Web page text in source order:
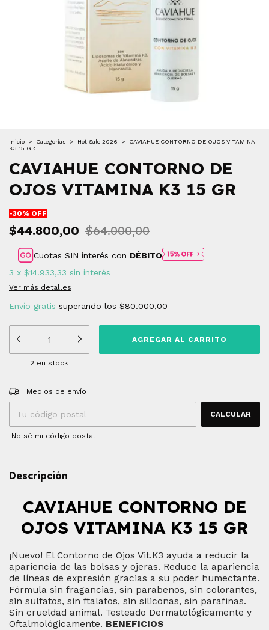
Inicio > Categorìas > Hot Sale 2026 >
CAVIAHUE CONTORNO DE OJOS VITAMINA
K3 15 GR
CAVIAHUE CONTORNO DE
OJOS VITAMINA K3 15 GR
-30% OFF
$44.800,00 $64.000,00
Cuotas SIN interés con DÉBITO
3 x $14.933,33 sin interés
Ver más detalles
Envío gratis superando los $80.000,00
2 en stock
Entregas para el CP:
Medios de envío
CALCULAR
No sé mi código postal
Descripción
CAVIAHUE CONTORNO DE
OJOS VITAMINA K3 15 GR
¡Nuevo! El Contorno de Ojos Vit.K3 ayuda a reducir la
apariencia de las bolsas y ojeras. Reduce la apariencia
de líneas de expresión gracias a su poder humectante.
Fórmula sin fragancias, sin parabenos, sin colorantes,
sin sulfatos, sin ftalatos, sin siliconas, sin parafinas.
Sin crueldad animal. Testeado Dermatológicamente y
Oftalmológicamente. BENEFICIOS